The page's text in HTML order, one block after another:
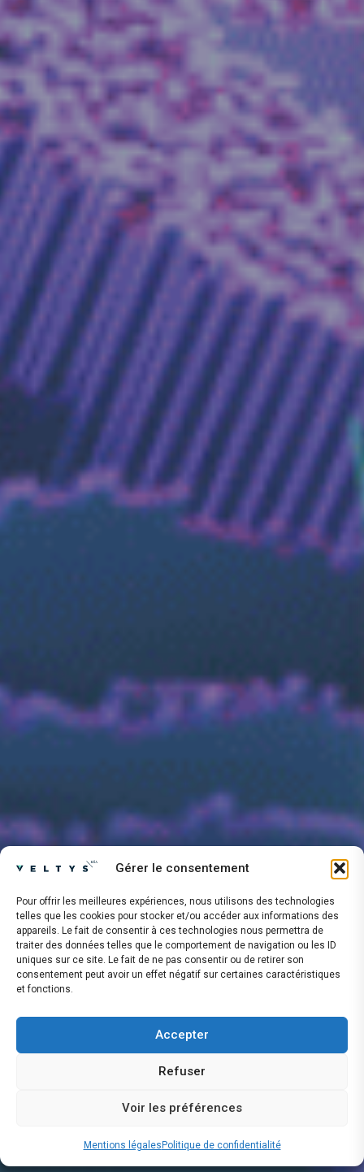
Gérer le consentement
Pour offrir les meilleures expériences, nous utilisons des technologies
telles que les cookies pour stocker et/ou accéder aux informations des
appareils. Le fait de consentir à ces technologies nous permettra de
traiter des données telles que le comportement de navigation ou les ID
uniques sur ce site. Le fait de ne pas consentir ou de retirer son
consentement peut avoir un effet négatif sur certaines caractéristiques
et fonctions.
Accepter
Refuser
Voir les préférences
Mentions légalesPolitique de confidentialité